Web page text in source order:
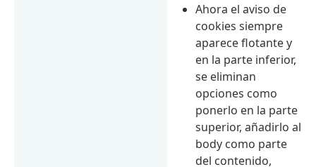
Ahora el aviso de
cookies siempre
aparece flotante y
en la parte inferior,
se eliminan
opciones como
ponerlo en la parte
superior, añadirlo al
body como parte
del contenido,